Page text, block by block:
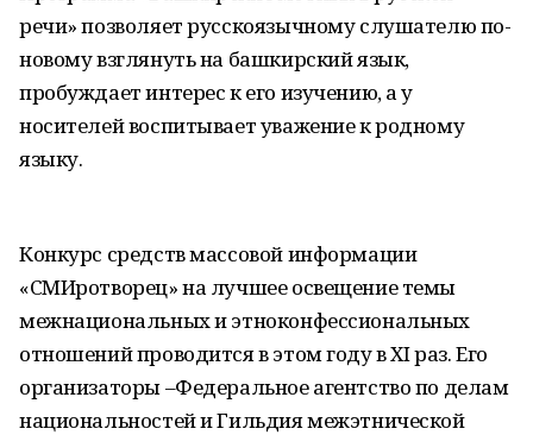
речи» позволяет русскоязычному слушателю по-
новому взглянуть на башкирский язык,
пробуждает интерес к его изучению, а у
носителей воспитывает уважение к родному
языку.
Конкурс средств массовой информации
«СМИротворец» на лучшее освещение темы
межнациональных и этноконфессиональных
отношений проводится в этом году в ХI раз. Его
организаторы –Федеральное агентство по делам
национальностей и Гильдия межэтнической